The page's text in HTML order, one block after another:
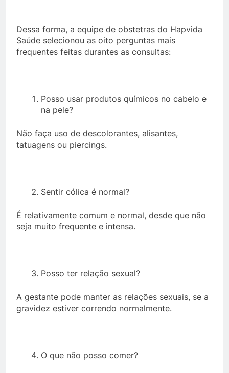
Dessa forma, a equipe de obstetras do Hapvida
Saúde selecionou as oito perguntas mais
frequentes feitas durantes as consultas:
Posso usar produtos químicos no cabelo e
na pele?
Não faça uso de descolorantes, alisantes,
tatuagens ou piercings.
Sentir cólica é normal?
É relativamente comum e normal, desde que não
seja muito frequente e intensa.
Posso ter relação sexual?
A gestante pode manter as relações sexuais, se a
gravidez estiver correndo normalmente.
O que não posso comer?